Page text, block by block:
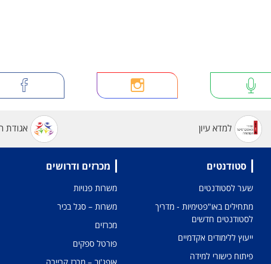
למדא עיון אגודת
סטודנטים
שער לסטודנטים
מתחילים באו"פטימיות - מדריך
לסטודנטים חדשים
ייעוץ ללימודים אקדמיים
פיתוח כישורי למידה
מכרזים ודרושים
משרות פנויות
משרות – סגל בכיר
מכרזים
פורטל ספקים
אופג'וב – מרכז קריירה